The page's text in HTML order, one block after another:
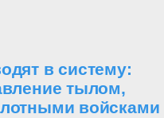
в систему:
тылом,
войсками